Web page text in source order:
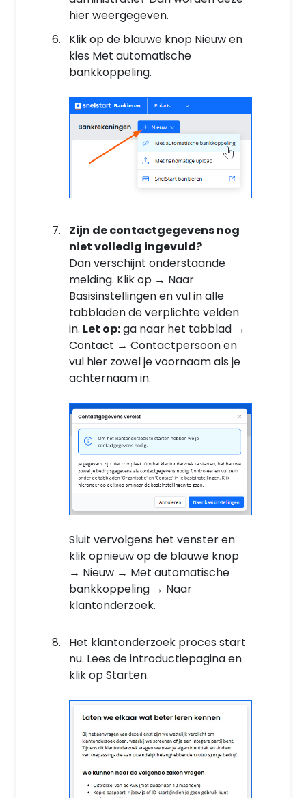
hier weergegeven.
Klik op de blauwe knop Nieuw en
kies Met automatische
bankkoppeling.
Zijn de contactgegevens nog
niet volledig ingevuld?
Dan verschijnt onderstaande
melding. Klik op → Naar
Basisinstellingen en vul in alle
tabbladen de verplichte velden
in. Let op:ga naar het tabblad →
Contact → Contactpersoonen
vul hier zowel je voornaam als je
achternaam in.
Sluit vervolgens het venster en
klik opnieuwop de blauwe knop
→ Nieuw → Met automatische
bankkoppeling → Naar
klantonderzoek.
Het klantonderzoek proces start
nu. Lees de introductiepagina en
klik op Starten.